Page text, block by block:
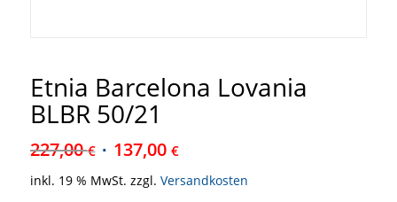
Etnia Barcelona Lovania
BLBR 50/21
227,00€ 137,00 €
inkl. 19 % MwSt. zzgl. Versandkosten